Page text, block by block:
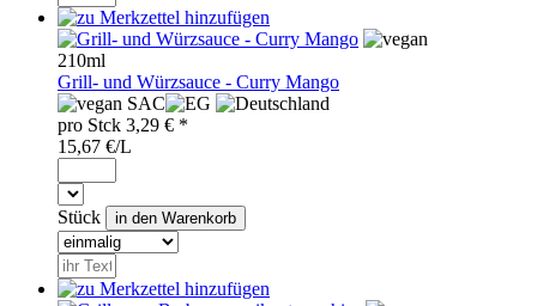
210ml
Grill- und Würzsauce - Curry Mango
SAC
pro Stck 3,29 € *
15,67 €/L
Stück